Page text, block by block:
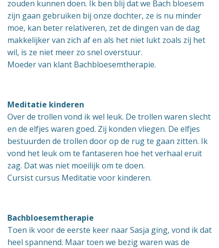
zouden kunnen doen. Ik ben blij dat we Bach bloesem
zijn gaan gebruiken bij onze dochter, ze is nu minder
moe, kan beter relativeren, zet de dingen van de dag
makkelijker van zich af en als het niet lukt zoals zij het
wil, is ze niet meer zo snel overstuur.
Moeder van klant Bachbloesemtherapie.
Meditatie kinderen
Over de trollen vond ik wel leuk. De trollen waren slecht
en de elfjes waren goed. Zij konden vliegen. De elfjes
bestuurden de trollen door op de rug te gaan zitten. Ik
vond het leuk om te fantaseren hoe het verhaal eruit
zag. Dat was niet moeilijk om te doen.
Cursist cursus Meditatie voor kinderen.
Bachbloesemtherapie
Toen ik voor de eerste keer naar Sasja ging, vond ik dat
heel spannend. Maar toen we bezig waren was de